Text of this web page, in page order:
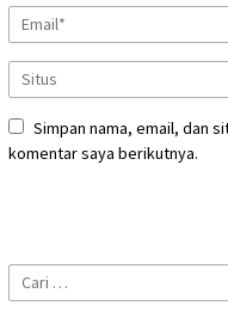
Simpan nama, email, dan
komentar saya berikutnya.
Cari
untuk: